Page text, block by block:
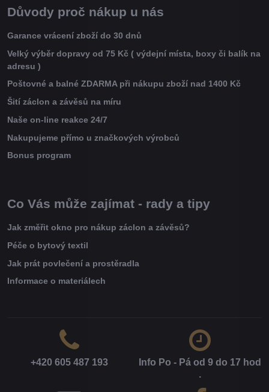
Důvody proč nákup u nás
Garance vrácení zboží do 30 dnů
Velký výběr dopravy od 75 Kč ( výdejní místa, boxy či balík na
adresu )
Poštovné a balné ZDARMA při nákupu zboží nad 1400 Kč
Šití záclon a závěsů na míru
Naše on-line reakce 24/7
Nakupujeme přímo u značkových výrobců
Bonus program
Co Vás může zajímat - rady a tipy
Jak změřit okno pro nákup záclon a závěsů?
Péče o bytový textil
Jak prát povlečení a prostěradla
Informace o materiálech
+420 605 487 193
Info Po - Pá od 9 do 17 hod​
.